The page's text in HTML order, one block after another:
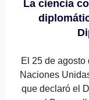
La ciencia
El 25 de
Naciones
que declaró el